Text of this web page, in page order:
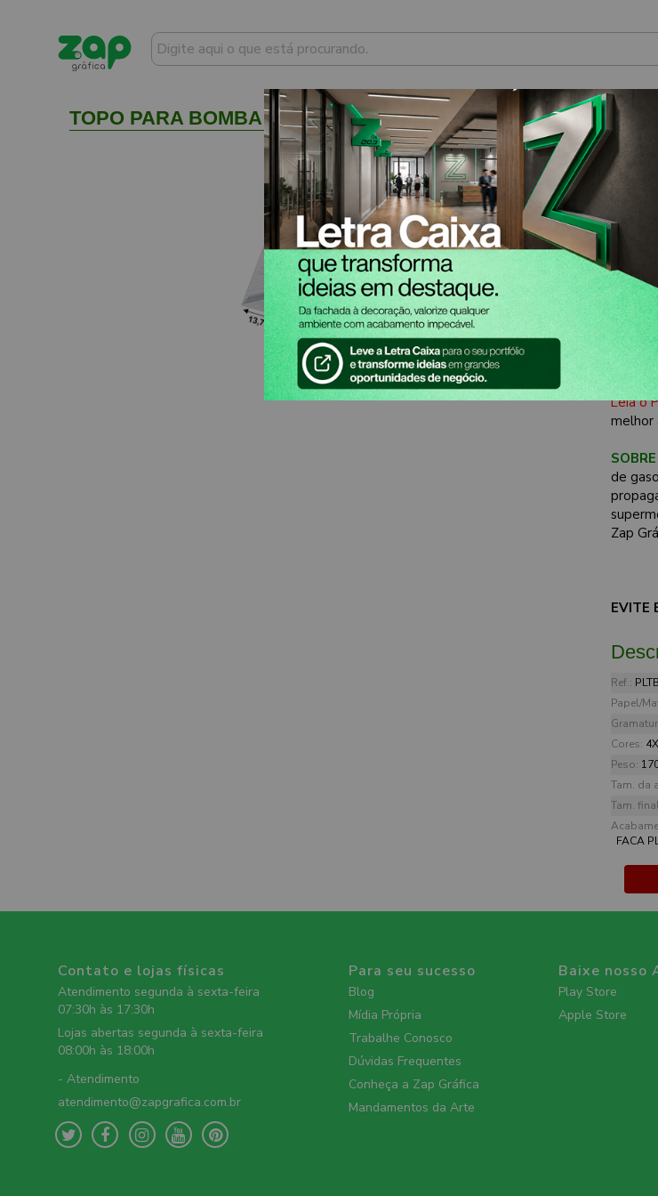
TOPO PARA BOMBA DE GASOLINA 627X950MM - 4X0 - 1unid -
Evite
TIPO
Leia o
melhor
de
Zap
EVITE
Ref.:
Papel/
Cores:
Peso:
Tam. da
Tam.
FACA
Contato e lojas físicas
Atendimento segunda à sexta-feira
07:30h às 17:30h
Lojas abertas segunda à sexta-feira
08:00h às 18:00h
- Atendimento
atendimento@zapgrafica.com.br
Para seu sucesso
Blog
Mídia Própria
Trabalhe Conosco
Dúvidas Frequentes
Conheça a Zap Gráfica
Mandamentos da Arte
Baixe nosso
Play Store
Apple Store